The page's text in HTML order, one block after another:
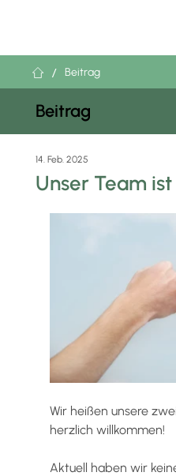
Beitrag
Unser Team
14. Feb. 2025
Wir heißen unsere
herzlich willkommen!
Aktuell haben wir
/ Beitrag